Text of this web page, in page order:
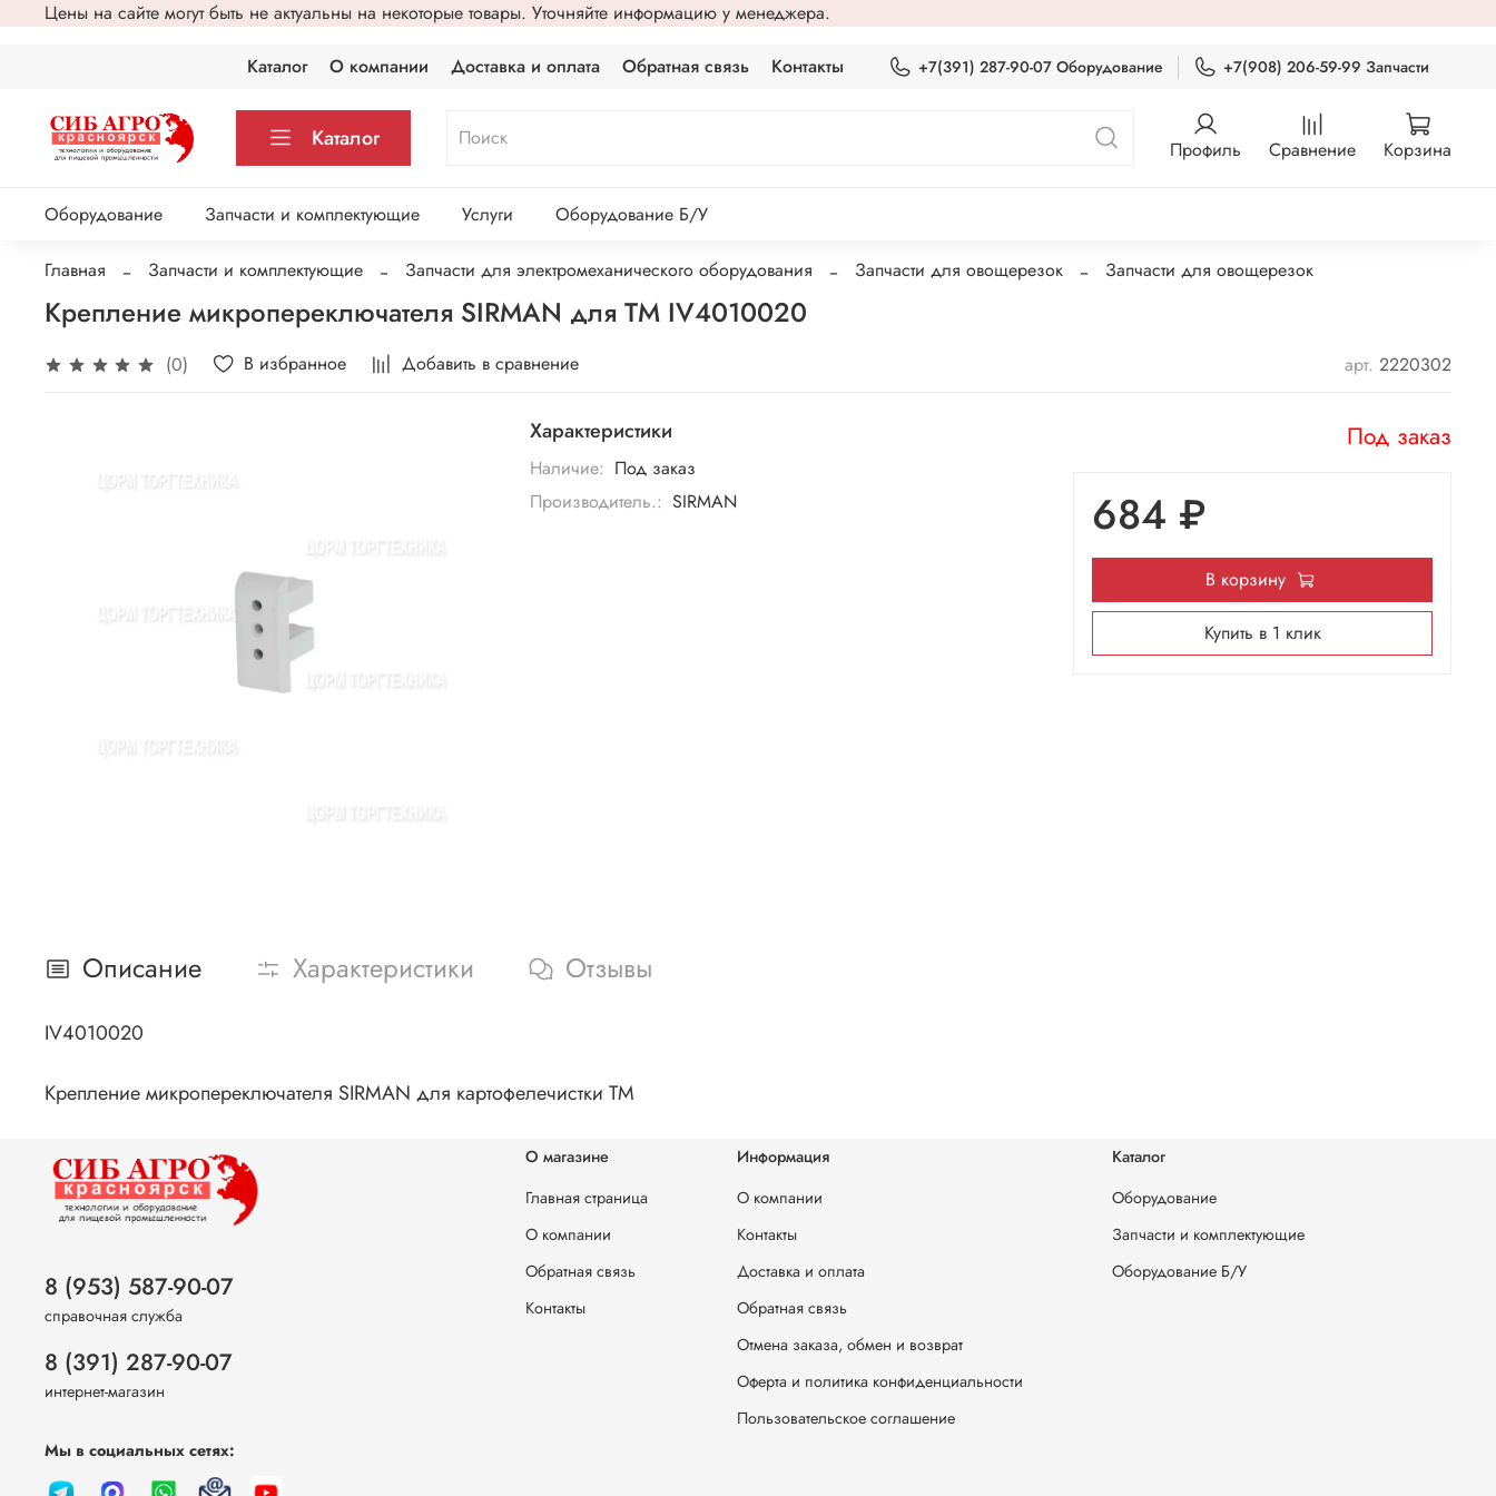
Цены на сайте могут быть не актуальны на некоторые товары. Уточняйте информацию у менеджера.
Каталог О компании Доставка и оплата Обратная связь Контакты +7(391) 287-90-07 Оборудование +7(908) 206-59-99 Запчасти
Каталог Профиль Сравнение Корзина
Оборудование Запчасти и комплектующие Услуги Оборудование Б/У
Главная Запчасти и комплектующие Запчасти для электромеханического оборудования Запчасти для овощерезок Запчасти для овощерезок
Крепление микропереключателя SIRMAN для TM IV4010020
(0) В избранное Добавить в сравнение арт. 2220302
Характеристики
Наличие: Под заказ
Производитель.: SIRMAN
Под заказ
684 ₽
В корзину
Купить в 1 клик
Описание Характеристики Отзывы
IV4010020
Крепление микропереключателя SIRMAN для картофелечистки TM
О магазине
Главная страница
О компании
Обратная связь
Контакты
Информация
О компании
Контакты
Доставка и оплата
Обратная связь
Отмена заказа, обмен и возврат
Оферта и политика конфиденциальности
Пользовательское соглашение
Каталог
Оборудование
Запчасти и комплектующие
Оборудование Б/У
8 (953) 587-90-07
справочная служба
8 (391) 287-90-07
интернет-магазин
Мы в социальных сетях: